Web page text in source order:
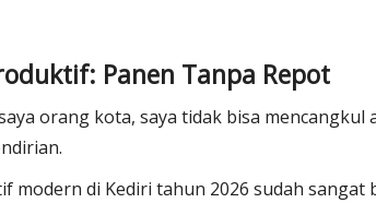
Panen Tanpa Repot
orang kota, saya tidak bisa mencangkul
modern di Kediri tahun 2026 sudah sangat